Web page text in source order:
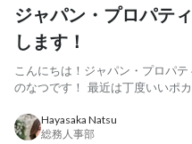
ジャパン・プロパテ
します！
こんにちは！ジャパン・プロパ
のなつです！ 最近は丁度いいポ
すか？私は、今年初のBBQをす
ょう！ さて、今回は弊社のオフ
Hayasaka Natsu
総務人事部